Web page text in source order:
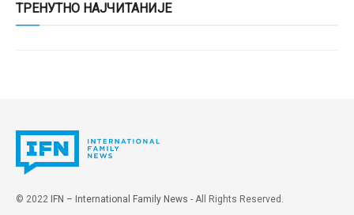
ТРЕНУТНО НАЈЧИТАНИЈЕ
© 2022 IFN – International Family News - All Rights Reserved.